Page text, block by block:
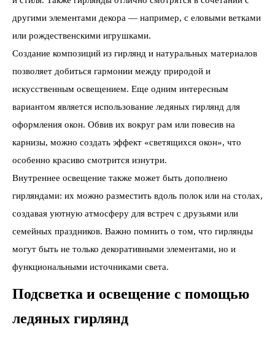
другими элементами декора — например, с еловыми ветками
или рождественскими игрушками.
Создание композиций из гирлянд и натуральных материалов
позволяет добиться гармонии между природой и
искусственным освещением. Еще одним интересным
вариантом является использование ледяных гирлянд для
оформления окон. Обвив их вокруг рам или повесив на
карнизы, можно создать эффект «светящихся окон», что
особенно красиво смотрится изнутри.
Внутреннее освещение также может быть дополнено
гирляндами: их можно разместить вдоль полок или на столах,
создавая уютную атмосферу для встреч с друзьями или
семейных праздников. Важно помнить о том, что гирлянды
могут быть не только декоративными элементами, но и
функциональными источниками света.
Подсветка и освещение с помощью
ледяных гирлянд